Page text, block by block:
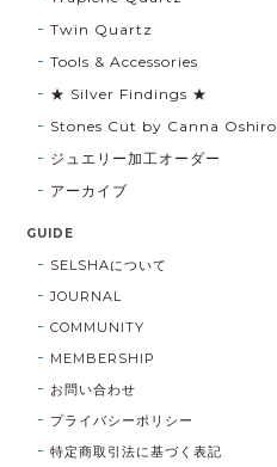
Twin Quartz
Tools & Accessories
★ Silver Findings ★
Stones Cut by Canna Oshiro
ジュエリー加工オーダー
アーカイブ
GUIDE
SELSHAについて
JOURNAL
COMMUNITY
MEMBERSHIP
お問い合わせ
プライバシーポリシー
特定商取引法に基づく表記